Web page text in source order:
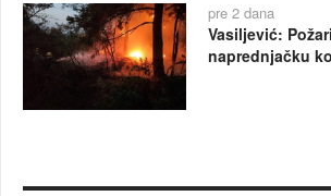
pre 2 dana
Vasiljević:
naprednjačku